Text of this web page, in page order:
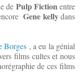
de Pulp Fictionentre
Gene kellydans
Borges , a eu la génial
films cultes et nous
de ces films